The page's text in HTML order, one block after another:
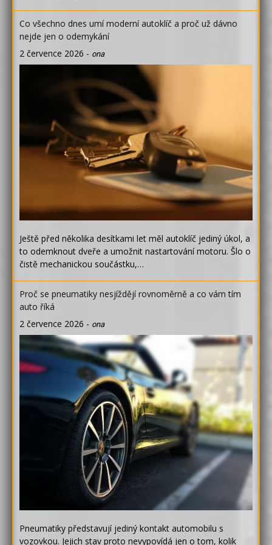
Co všechno dnes umí moderní autoklíč a proč už dávno
nejde jen o odemykání
2 července 2026 - ona
Ještě před několika desítkami let měl autoklíč jediný úkol, a
to odemknout dveře a umožnit nastartování motoru. Šlo o
čistě mechanickou součástku,…
Proč se pneumatiky nesjíždějí rovnoměrně a co vám tím
auto říká
2 července 2026 - ona
Pneumatiky představují jediný kontakt automobilu s
vozovkou. Jejich stav proto nevypovídá jen o tom, kolik